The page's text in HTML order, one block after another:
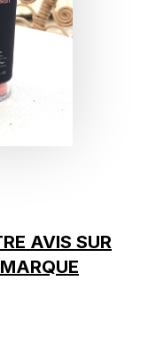
AVIS SUR